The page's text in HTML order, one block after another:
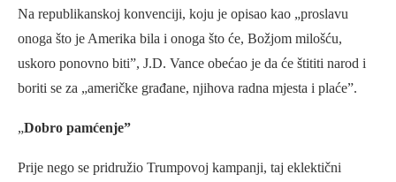
Na republikanskoj konvenciji, koju je opisao kao „proslavu
onoga što je Amerika bila i onoga što će, Božjom milošću,
uskoro ponovno biti”, J.D. Vance obećao je da će štititi narod i
boriti se za „američke građane, njihova radna mjesta i plaće”.
„Dobro pamćenje”
Prije nego se pridružio Trumpovoj kampanji, taj eklektični